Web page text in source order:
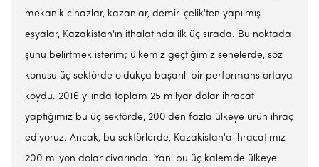
mekanik cihazlar, kazanlar, demir-çelik'ten yapılmış
eşyalar, Kazakistan'ın ithalatında ilk üç sırada. Bu noktada
şunu belirtmek isterim; ülkemiz geçtiğimiz senelerde, söz
konusu üç sektörde oldukça başarılı bir performans ortaya
koydu. 2016 yılında toplam 25 milyar dolar ihracat
yaptığımız bu üç sektörde, 200'den fazla ülkeye ürün ihraç
ediyoruz. Ancak, bu sektörlerde, Kazakistan'a ihracatımız
200 milyon dolar civarında. Yani bu üç kalemde ülkeye